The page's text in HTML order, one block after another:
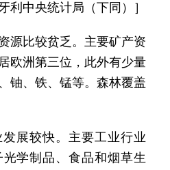
利中央统计局（下同）］
源比较贫乏。主要矿产资
欧洲第三位，此外有少量
铀、铁、锰等。森林覆盖
展较快。主要工业行业
学制品、食品和烟草生